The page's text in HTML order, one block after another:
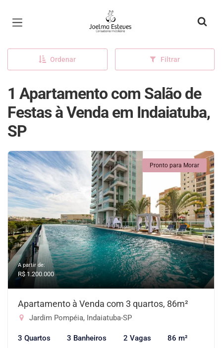
Página inicial
Ordenar Filtrar
1 Apartamento com Salão de
Festas à Venda em Indaiatuba,
SP
Pronto para Morar
A partir de:
R$ 1.200.000
Apartamento à Venda com 3 quartos, 86m²
Jardim Pompéia, Indaiatuba-SP
3 Quartos 3 Banheiros 2 Vagas 86 m²